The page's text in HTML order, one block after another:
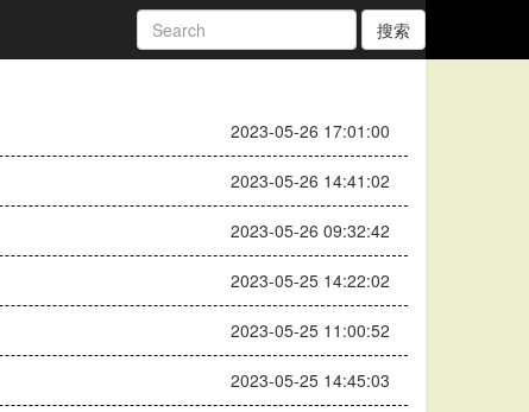
搜索
2023-05-26 17:01:00
2023-05-26 14:41:02
2023-05-26 09:32:42
2023-05-25 14:22:02
2023-05-25 11:00:52
2023-05-25 14:45:03